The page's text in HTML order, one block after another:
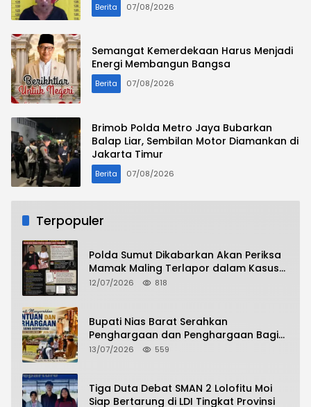
Berita 07/08/2026
Semangat Kemerdekaan Harus Menjadi
Energi Membangun Bangsa
Berita 07/08/2026
Brimob Polda Metro Jaya Bubarkan
Balap Liar, Sembilan Motor Diamankan di
Jakarta Timur
Berita 07/08/2026
Terpopuler
Polda Sumut Dikabarkan Akan Periksa
Mamak Maling Terlapor dalam Kasus
Dugaan Penipuan Bermodus Surat
12/07/2026 818
Bupati Nias Barat Serahkan
Penghargaan dan Penghargaan Bagi
Siswa Berprestasi Pada Pembukaan TA
13/07/2026 559
Tiga Duta Debat SMAN 2 Lolofitu Moi
Siap Bertarung di LDI Tingkat Provinsi